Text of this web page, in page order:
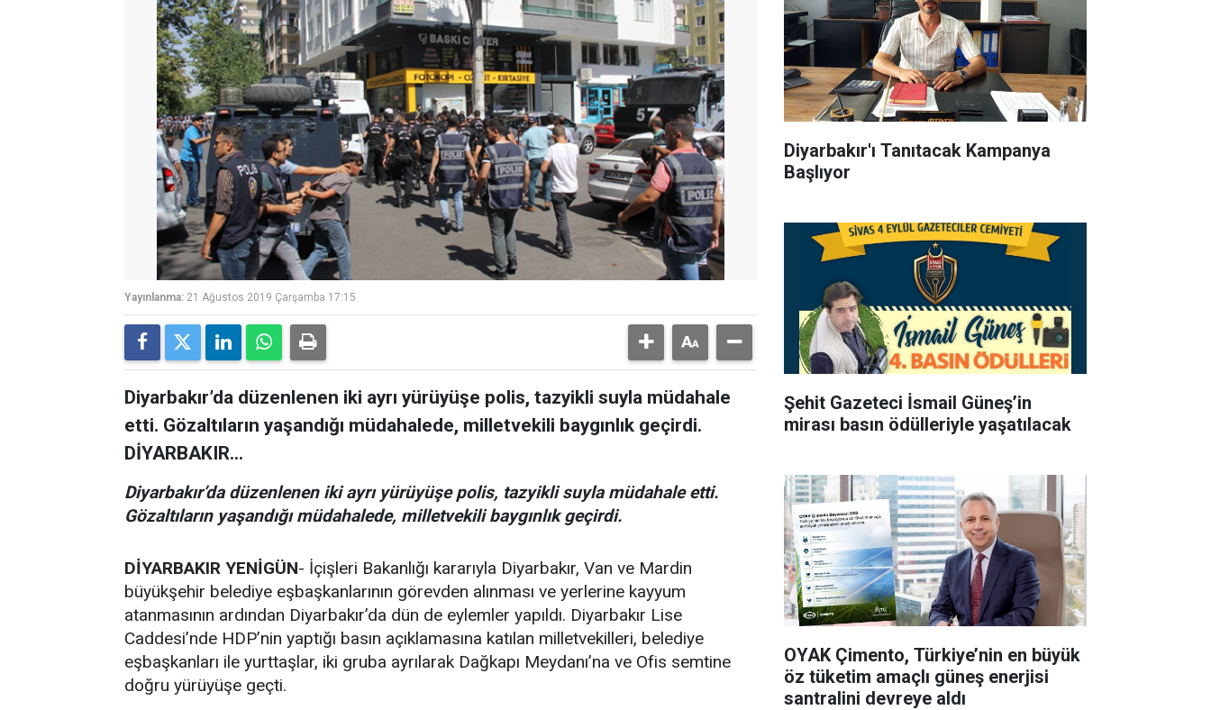
Yayınlanma: 21 Ağustos 2019 Çarşamba 17:15
Diyarbakır’da düzenlenen iki ayrı yürüyüşe polis, tazyikli suyla müdahale
etti. Gözaltıların yaşandığı müdahalede, milletvekili baygınlık geçirdi.
DİYARBAKIR...
Diyarbakır’da düzenlenen iki ayrı yürüyüşe polis, tazyikli suyla müdahale etti.
Gözaltıların yaşandığı müdahalede, milletvekili baygınlık geçirdi.
DİYARBAKIR YENİGÜN- İçişleri Bakanlığı kararıyla Diyarbakır, Van ve Mardin
büyükşehir belediye eşbaşkanlarının görevden alınması ve yerlerine kayyum
atanmasının ardından Diyarbakır’da dün de eylemler yapıldı. Diyarbakır Lise
Caddesi’nde HDP’nin yaptığı basın açıklamasına katılan milletvekilleri, belediye
eşbaşkanları ile yurttaşlar, iki gruba ayrılarak Dağkapı Meydanı’na ve Ofis semtine
doğru yürüyüşe geçti.
Diyarbakır'ı Tanıtacak Kampanya
Başlıyor
Şehit Gazeteci İsmail Güneş’in
mirası basın ödülleriyle yaşatılacak
OYAK Çimento, Türkiye’nin en büyük
öz tüketim amaçlı güneş enerjisi
santralini devreye aldı